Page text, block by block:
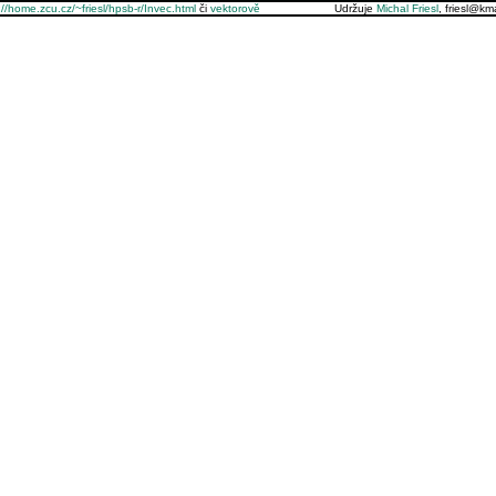
home.zcu.cz/~friesl/hpsb-r/Invec.html či vektorově Udržuje Michal Friesl ,